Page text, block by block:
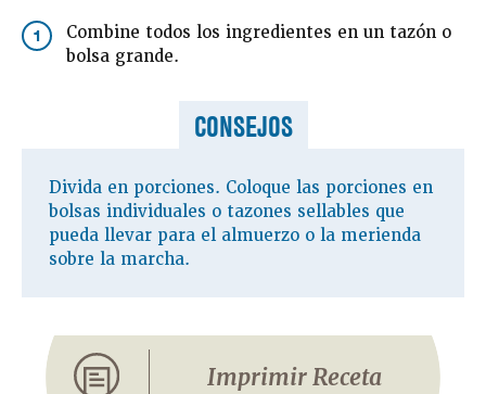
1
Combine todos los ingredientes en un tazón o
bolsa grande.
CONSEJOS
Divida en porciones. Coloque las porciones en
bolsas individuales o tazones sellables que
pueda llevar para el almuerzo o la merienda
sobre la marcha.
Imprimir Receta